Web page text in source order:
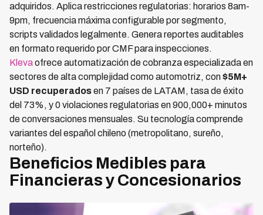
adquiridos. Aplica restricciones regulatorias: horarios 8am-
9pm, frecuencia máxima configurable por segmento,
scripts validados legalmente. Genera reportes auditables
en formato requerido por CMF para inspecciones.
Klevaofrece automatización de cobranza especializada en
sectores de alta complejidad como automotriz, con$5M+
USD recuperadosen 7 países de LATAM, tasa de éxito
del 73%, y 0 violaciones regulatorias en 900,000+ minutos
de conversaciones mensuales. Su tecnología comprende
variantes del español chileno (metropolitano, sureño,
norteño).
Beneficios Medibles para
Financieras y Concesionarios